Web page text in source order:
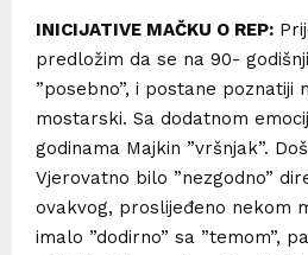
INICIJATIVE MAČKU O REP:
predložim da se na 90-
”posebno”, i postane poznatiji
mostarski. Sa dodatnom
godinama Majkin ”vršnjak”.
Vjerovatno bilo ”nezgodno”
ovakvog, proslijeđeno nekom
imalo ”dodirno” sa ”temom”,